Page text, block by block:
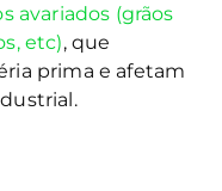
avariados (grãos
etc), que
prima e afetam